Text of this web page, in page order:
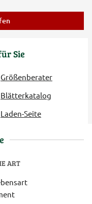
Sie
Größenberater
Blätterkatalog
Laden-Seite
ART